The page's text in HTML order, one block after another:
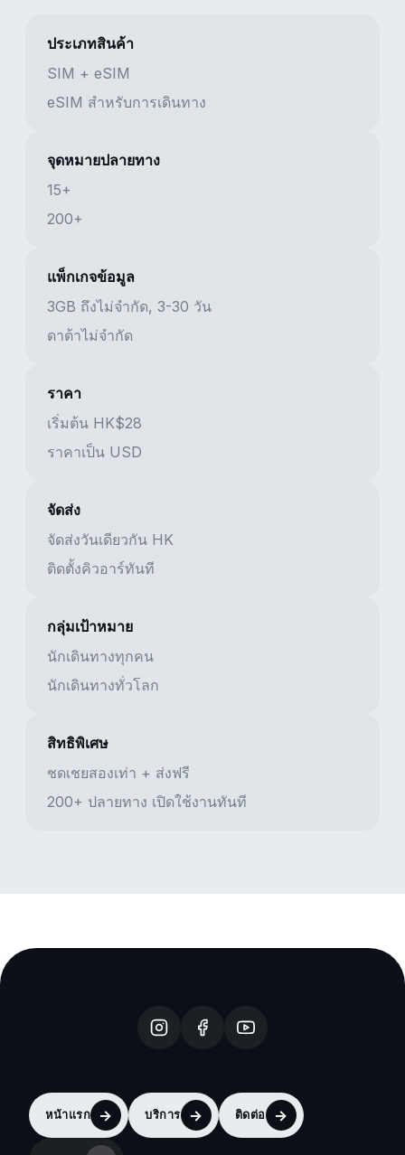
ประเภทสินค้า
SIM + eSIM
eSIM สำหรับการเดินทาง
จุดหมายปลายทาง
15+
200+
แพ็กเกจข้อมูล
3GB ถึงไม่จำกัด, 3-30 วัน
ดาต้าไม่จำกัด
ราคา
เริ่มต้น HK$28
ราคาเป็น USD
จัดส่ง
จัดส่งวันเดียวกัน HK
ติดตั้งคิวอาร์ทันที
กลุ่มเป้าหมาย
นักเดินทางทุกคน
นักเดินทางทั่วโลก
สิทธิพิเศษ
ชดเชยสองเท่า + ส่งฟรี
200+ ปลายทาง เปิดใช้งานทันที
หน้าแรก บริการ ติดต่อ